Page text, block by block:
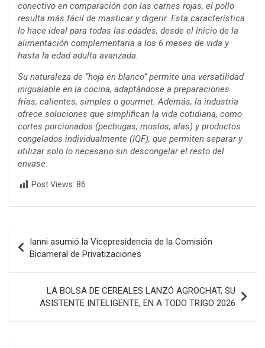
conectivo en comparación con las carnes rojas, el pollo
resulta más fácil de masticar y digerir. Esta característica
lo hace ideal para todas las edades, desde el inicio de la
alimentación complementaria a los 6 meses de vida y
hasta la edad adulta avanzada.
Su naturaleza de “hoja en blanco” permite una versatilidad
inigualable en la cocina, adaptándose a preparaciones
frías, calientes, simples o gourmet. Además, la industria
ofrece soluciones que simplifican la vida cotidiana, como
cortes porcionados (pechugas, muslos, alas) y productos
congelados individualmente (IQF), que permiten separar y
utilizar solo lo necesario sin descongelar el resto del
envase.
Post Views: 86
de
entradas
Ianni asumió la Vicepresidencia de la Comisión
Bicameral de Privatizaciones
LA BOLSA DE CEREALES LANZÓ AGROCHAT, SU
ASISTENTE INTELIGENTE, EN A TODO TRIGO 2026